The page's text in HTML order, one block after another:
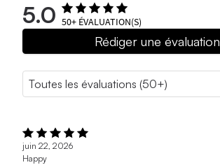
5.0 50+ ÉVALUATION(S)
Rédiger une évaluation
juin 22, 2026
Happy